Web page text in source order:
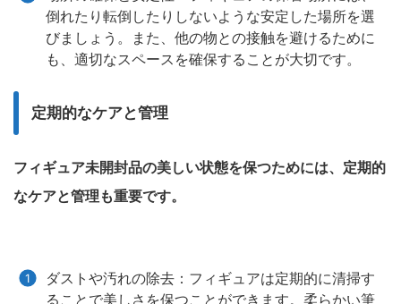
倒れたり転倒したりしないような安定した場所を選
びましょう。また、他の物との接触を避けるために
も、適切なスペースを確保することが大切です。
定期的なケアと管理
フィギュア未開封品の美しい状態を保つためには、定期的
なケアと管理も重要です。
ダストや汚れの除去：フィギュアは定期的に清掃す
ることで美しさを保つことができます。柔らかい筆